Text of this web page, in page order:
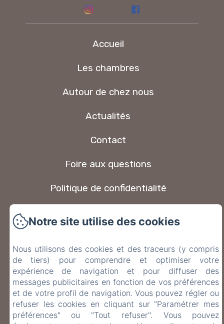
Accueil
Les chambres
Autour de chez nous
Actualités
Contact
Foire aux questions
Politique de confidentialité
EN FR ES IT DE
Créé par Amenitiz
Conditions Générales de Vente
Notre site utilise des cookies
Nous utilisons des cookies et des traceurs (y compris
de tiers) pour comprendre et optimiser votre
expérience de navigation et pour diffuser des
messages publicitaires en fonction de vos préférences
et de votre profil de navigation. Vous pouvez régler ou
refuser les cookies en cliquant sur "Paramétrer mes
préférences" ou "Tout refuser". Vous pouvez